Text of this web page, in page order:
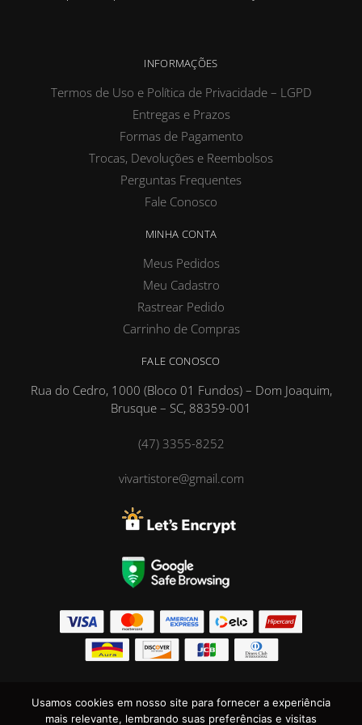
INFORMAÇÕES
Termos de Uso e Política de Privacidade – LGPD
Entregas e Prazos
Formas de Pagamento
Trocas, Devoluções e Reembolsos
Perguntas Frequentes
Fale Conosco
MINHA CONTA
Meus Pedidos
Meu Cadastro
Rastrear Pedido
Carrinho de Compras
FALE CONOSCO
Rua do Cedro, 1000 (Bloco 01 Fundos) – Dom Joaquim,
Brusque – SC, 88359-001
(47) 3355-8252
vivartistore@gmail.com
08.113.644/0001-06
Usamos cookies em nosso site para fornecer a experiência
mais relevante, lembrando suas preferências e visitas